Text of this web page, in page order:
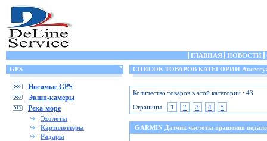
ГЛАВНАЯ НОВОСТИ
GPS
Носимые GPS
Экшн-камеры
Река-море
Эхолоты
Картплоттеры
Радары
СПИСОК ТОВАРОВ КАТЕГОРИИ
Количество товаров в этой категории : 43
Страницы :
1 2 3 4 5
GARMIN Датчик частоты вращения